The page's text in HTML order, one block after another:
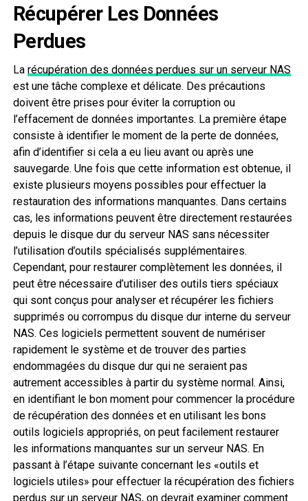
Récupérer Les Données
Perdues
La récupération des données perdues sur un serveur NAS
est une tâche complexe et délicate. Des précautions
doivent être prises pour éviter la corruption ou
l’effacement de données importantes. La première étape
consiste à identifier le moment de la perte de données,
afin d’identifier si cela a eu lieu avant ou après une
sauvegarde. Une fois que cette information est obtenue, il
existe plusieurs moyens possibles pour effectuer la
restauration des informations manquantes. Dans certains
cas, les informations peuvent être directement restaurées
depuis le disque dur du serveur NAS sans nécessiter
l’utilisation d’outils spécialisés supplémentaires.
Cependant, pour restaurer complètement les données, il
peut être nécessaire d’utiliser des outils tiers spéciaux
qui sont conçus pour analyser et récupérer les fichiers
supprimés ou corrompus du disque dur interne du serveur
NAS. Ces logiciels permettent souvent de numériser
rapidement le système et de trouver des parties
endommagées du disque dur qui ne seraient pas
autrement accessibles à partir du système normal. Ainsi,
en identifiant le bon moment pour commencer la procédure
de récupération des données et en utilisant les bons
outils logiciels appropriés, on peut facilement restaurer
les informations manquantes sur un serveur NAS. En
passant à l’étape suivante concernant les «outils et
logiciels utiles» pour effectuer la récupération des fichiers
perdus sur un serveur NAS, on devrait examiner comment